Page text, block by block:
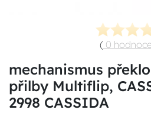
( 0
mechanismus
přilby Multiflip,
2998 CASSIDA